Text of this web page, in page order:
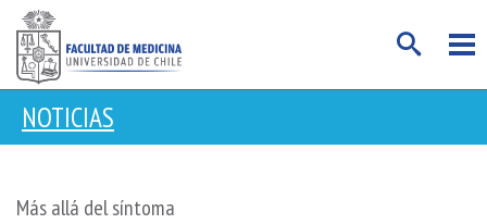
NOTICIAS
Más allá del síntoma